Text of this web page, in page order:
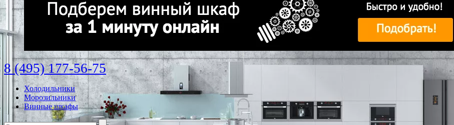
8 (495) 177-56-75
Холодильники
Морозильники
Винные шкафы